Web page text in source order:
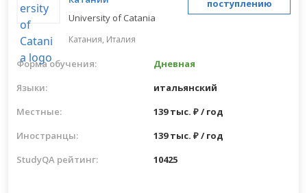
University of Catania
Катания, Италия
поступлению
Форма обучения:
Дневная
Языки:
итальянский
Местные:
139 тыс. ₽ / год
Иностранцы:
139 тыс. ₽ / год
StudyQA рейтинг:
10425